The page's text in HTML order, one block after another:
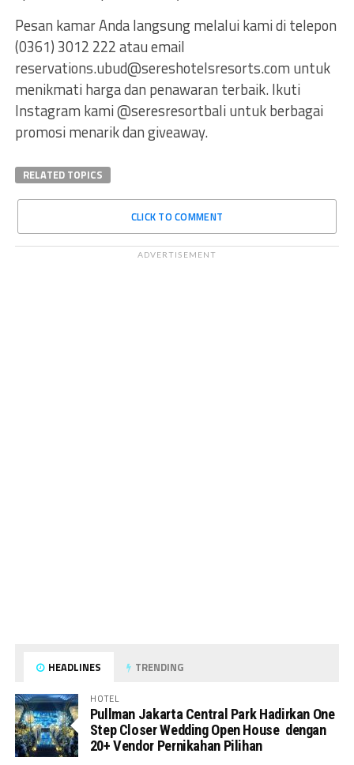
Pesan kamar Anda langsung melalui kami di telepon
(0361) 3012 222 atau email
reservations.ubud@sereshotelsresorts.com untuk
menikmati harga dan penawaran terbaik. Ikuti
Instagram kami @seresresortbali untuk berbagai
promosi menarik dan giveaway.
RELATED TOPICS
CLICK TO COMMENT
ADVERTISEMENT
HEADLINES TRENDING
HOTEL
Pullman Jakarta Central Park Hadirkan One
Step Closer Wedding Open House dengan
20+ Vendor Pernikahan Pilihan